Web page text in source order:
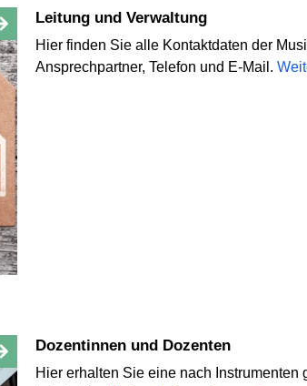
Leitung und Verwaltung
Hier finden Sie alle Kontaktdaten der
Ansprechpartner, Telefon und E-Mail.
Dozentinnen und Dozenten
Hier erhalten Sie eine nach Instrumenten